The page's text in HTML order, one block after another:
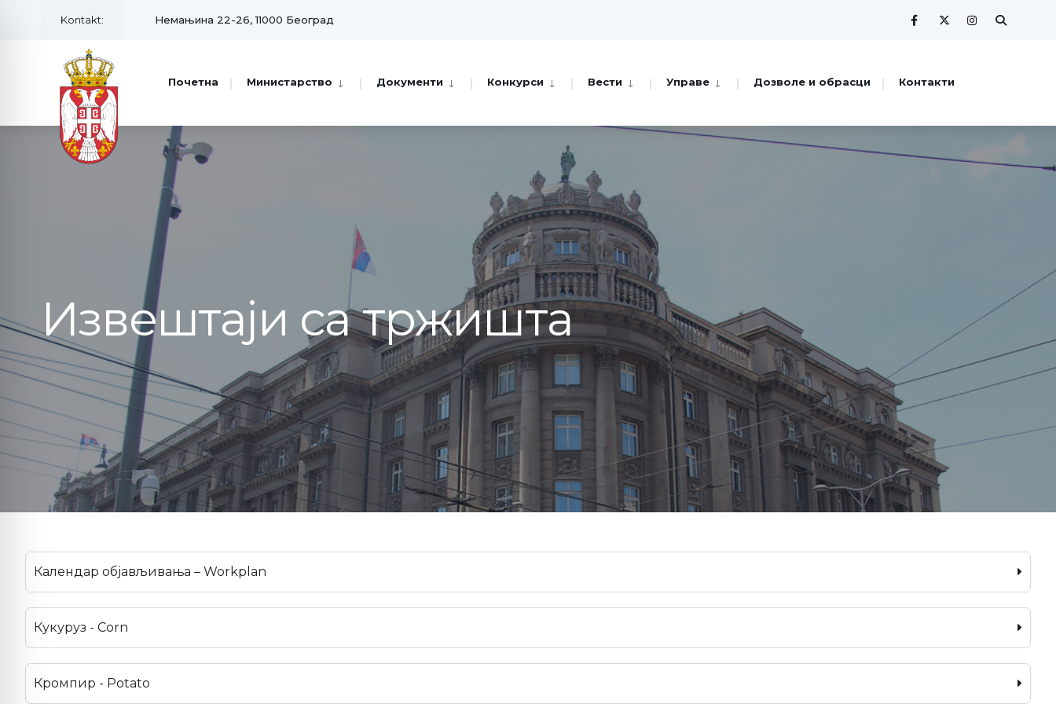
Kontakt: Немањина 22-26, 11000 Београд
Почетна Министарство Документи Конкурси Вести Управе Дозволе и обрасци Контакти
Извештаји са тржишта
Календар објављивања – Workplan
Кукуруз - Corn
Кромпир - Potato